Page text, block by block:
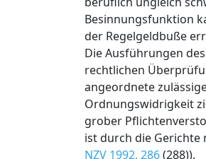
Besinnungsfunktion
der Regelgeldbuße
Die Ausführungen
rechtlichen
angeordnete
Ordnungswidrigkeit
grober
ist durch die Gerichte
NZV 1992, 286(288)).